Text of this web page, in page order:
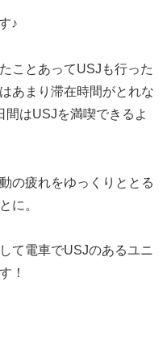
♪
ことあってUSJも行った
あまり滞在時間がとれな
はUSJを満喫できるよ
の疲れをゆっくりととる
に。
て電車でUSJのあるユニ
！